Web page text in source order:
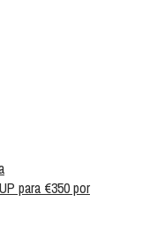
para €350 por